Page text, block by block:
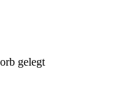
gelegt